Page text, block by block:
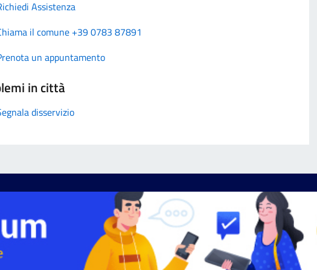
Assistenza
il comune +39 0783 87891
un appuntamento
in città
disservizio